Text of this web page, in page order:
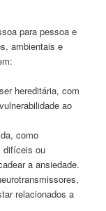
para pessoa e
ambientais e
hereditária, com
ao
como
difíceis ou
a ansiedade.
relacionados a